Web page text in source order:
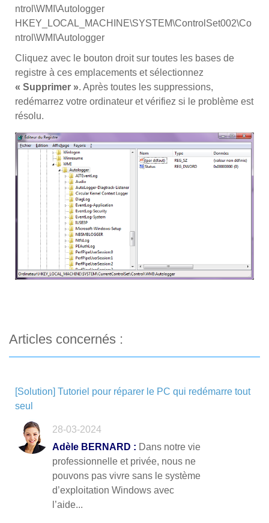
ntrol\WMI\Autologger
HKEY_LOCAL_MACHINE\SYSTEM\ControlSet002\Co
ntrol\WMI\Autologger
Cliquez avec le bouton droit sur toutes les bases de
registre à ces emplacements et sélectionnez
« Supprimer ». Après toutes les suppressions,
redémarrez votre ordinateur et vérifiez si le problème est
résolu.
Articles concernés :
[Solution] Tutoriel pour réparer le PC qui redémarre tout
seul
28-03-2024
Adèle BERNARD : Dans notre vie
professionnelle et privée, nous ne
pouvons pas vivre sans le système
d’exploitation Windows avec
l’aide...